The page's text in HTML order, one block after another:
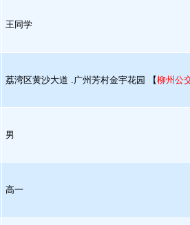
王同学
荔湾区黄沙大道 .广州芳村金宇花园 【柳州公
男
高一